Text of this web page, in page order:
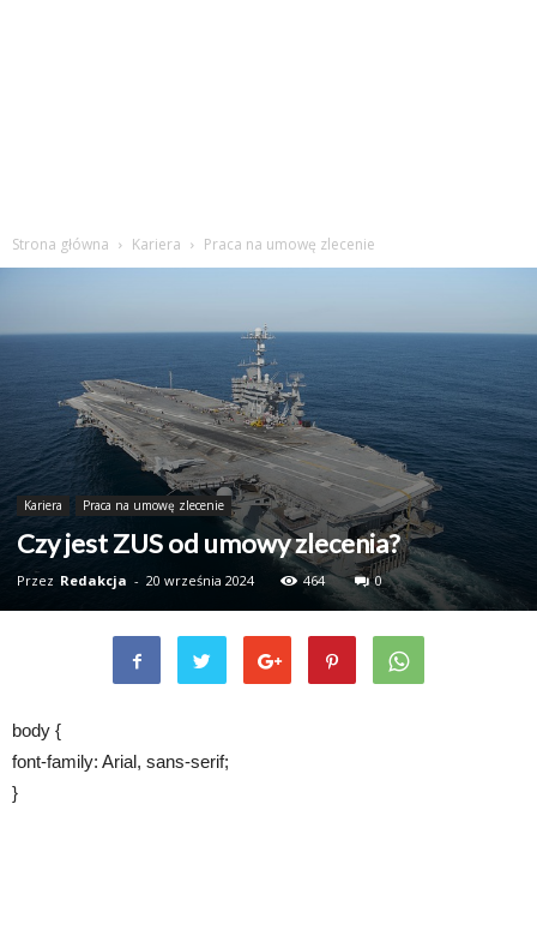
Strona główna Kariera Praca na umowę zlecenie
Kariera Praca na umowę zlecenie
Czy jest ZUS od umowy zlecenia?
Przez Redakcja - 20 września 2024 464 0
body {
font-family: Arial, sans-serif;
}